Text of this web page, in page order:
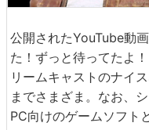
公開されたYouTube動
た！ずっと待ってたよ
リームキャストのナイ
までさまざま。なお、
PC向けのゲームソフト